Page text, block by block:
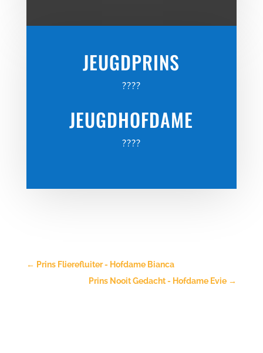
JEUGDPRINS
????
JEUGDHOFDAME
????
← Prins Flierefluiter - Hofdame Bianca
Prins Nooit Gedacht - Hofdame Evie →